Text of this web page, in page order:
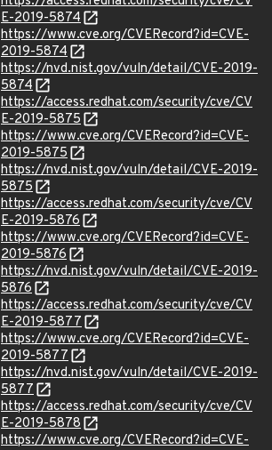
E-2019-5874
https://www.cve.org/CVERecord?id=CVE-
2019-5874
https://nvd.nist.gov/vuln/detail/CVE-2019-
5874
https://access.redhat.com/security/cve/CV
E-2019-5875
https://www.cve.org/CVERecord?id=CVE-
2019-5875
https://nvd.nist.gov/vuln/detail/CVE-2019-
5875
https://access.redhat.com/security/cve/CV
E-2019-5876
https://www.cve.org/CVERecord?id=CVE-
2019-5876
https://nvd.nist.gov/vuln/detail/CVE-2019-
5876
https://access.redhat.com/security/cve/CV
E-2019-5877
https://www.cve.org/CVERecord?id=CVE-
2019-5877
https://nvd.nist.gov/vuln/detail/CVE-2019-
5877
https://access.redhat.com/security/cve/CV
E-2019-5878
https://www.cve.org/CVERecord?id=CVE-